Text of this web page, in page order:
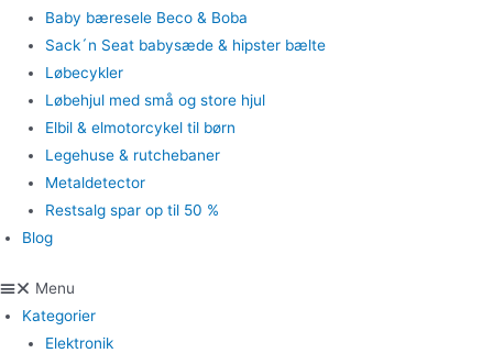
Baby bæresele Beco & Boba
Sack´n Seat babysæde & hipster bælte
Løbecykler
Løbehjul med små og store hjul
Elbil & elmotorcykel til børn
Legehuse & rutchebaner
Metaldetector
Restsalg spar op til 50 %
Blog
Menu
Kategorier
Elektronik